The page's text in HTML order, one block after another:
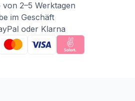
2–5 Werktagen
im Geschäft
oder Klarna